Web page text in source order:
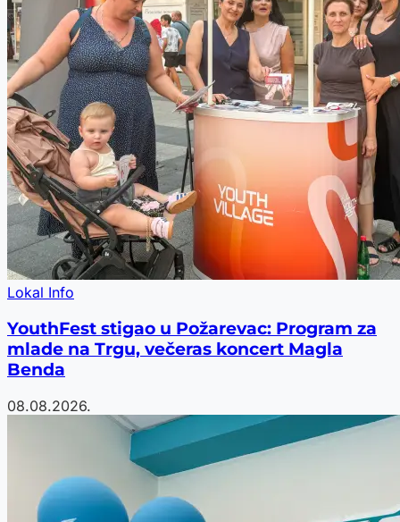
Lokal Info
YouthFest stigao u Požarevac: Program za
mlade na Trgu, večeras koncert Magla
Benda
08.08.2026.